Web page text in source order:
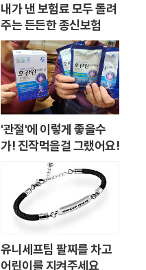
내가 낸 보험료 모두 돌려
주는 든든한 종신보험
'관절'에 이렇게 좋을수
가! 진작먹을걸 그랬어요!
유니세프팀 팔찌를 차고
어린이를 지켜주세요